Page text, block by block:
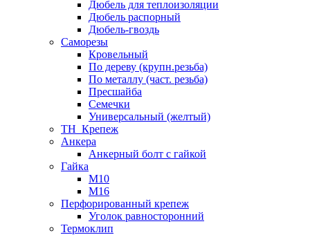
Дюбель для теплоизоляции
Дюбель распорный
Дюбель-гвоздь
Саморезы
Кровельный
По дереву (крупн.резьба)
По металлу (част. резьба)
Пресшайба
Семечки
Универсальный (желтый)
ТН_Крепеж
Анкера
Анкерный болт с гайкой
Гайка
М10
М16
Перфорированный крепеж
Уголок равносторонний
Термоклип